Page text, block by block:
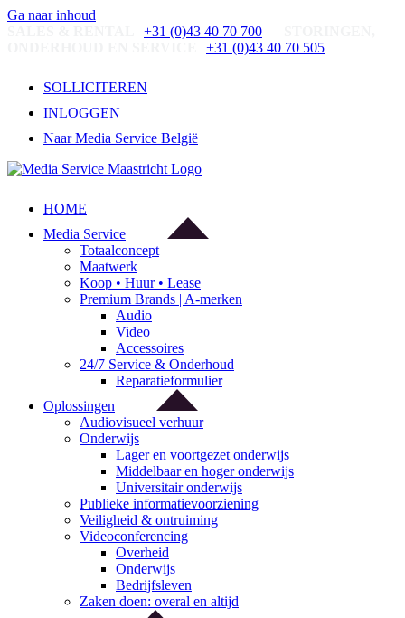
Ga naar inhoud
+31 (0)43 40 70 700
+31 (0)43 40 70 505
SOLLICITEREN
INLOGGEN
Naar Media Service België
HOME
Media Service
Totaalconcept
Maatwerk
Koop • Huur • Lease
Premium Brands | A-merken
Audio
Video
Accessoires
24/7 Service & Onderhoud
Reparatieformulier
Oplossingen
Audiovisueel verhuur
Onderwijs
Lager en voortgezet onderwijs
Middelbaar en hoger onderwijs
Universitair onderwijs
Publieke informatievoorziening
Veiligheid & ontruiming
Videoconferencing
Overheid
Onderwijs
Bedrijfsleven
Zaken doen: overal en altijd